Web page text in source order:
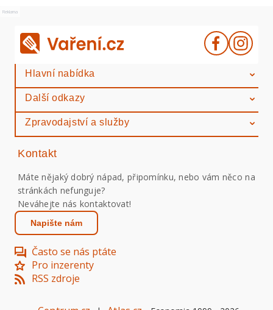
Reklama
Hlavní nabídka
Další odkazy
Zpravodajství a služby
Kontakt
Máte nějaký dobrý nápad, připomínku, nebo vám něco na
stránkách nefunguje?
Neváhejte nás kontaktovat!
Napište nám
Často se nás ptáte
Pro inzerenty
RSS zdroje